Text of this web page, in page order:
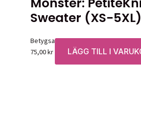
Sweater (XS-5XL)
Betygsatt0av 5
75,00kr LÄGG TILL I